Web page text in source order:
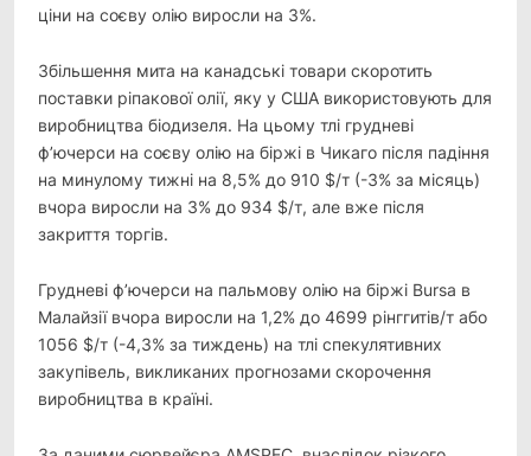
ціни на соєву олію виросли на 3%.
Збільшення мита на канадські товари скоротить
поставки ріпакової олії, яку у США використовують для
виробництва біодизеля. На цьому тлі грудневі
ф’ючерси на соєву олію на біржі в Чикаго після падіння
на минулому тижні на 8,5% до 910 $/т (-3% за місяць)
вчора виросли на 3% до 934 $/т, але вже після
закриття торгів.
Грудневі ф’ючерси на пальмову олію на біржі Bursa в
Малайзії вчора виросли на 1,2% до 4699 рінггитів/т або
1056 $/т (-4,3% за тиждень) на тлі спекулятивних
закупівель, викликаних прогнозами скорочення
виробництва в країні.